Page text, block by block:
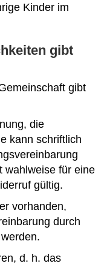
Kinder im
gibt
gibt
die
kann schriftlich
wahlweise für eine
gültig.
vorhanden,
durch
d. h. das